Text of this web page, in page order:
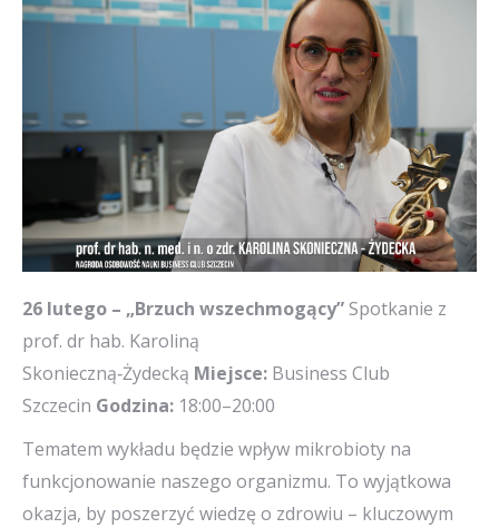
26 lutego – „Brzuch wszechmogący” Spotkanie z
prof. dr hab. Karoliną
Skonieczną‑Żydecką Miejsce: Business Club
Szczecin Godzina: 18:00–20:00
Tematem wykładu będzie wpływ mikrobioty na
funkcjonowanie naszego organizmu. To wyjątkowa
okazja, by poszerzyć wiedzę o zdrowiu – kluczowym